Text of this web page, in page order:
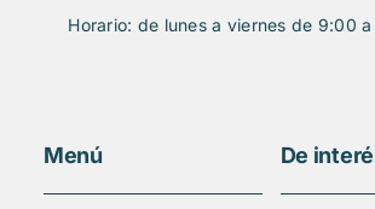
Horario: de lunes a viernes de 9:00
Menú De